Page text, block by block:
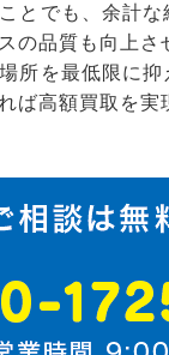
とでも、余計
の品質も向上さ
所を最低限に
ば高額買取を実